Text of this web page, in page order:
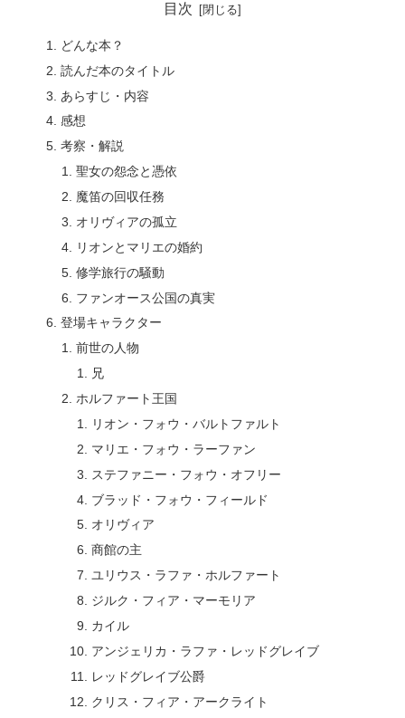
目次
どんな本？
読んだ本のタイトル
あらすじ・内容
感想
考察・解説
聖女の怨念と憑依
魔笛の回収任務
オリヴィアの孤立
リオンとマリエの婚約
修学旅行の騒動
ファンオース公国の真実
登場キャラクター
前世の人物
兄
ホルファート王国
リオン・フォウ・バルトファルト
マリエ・フォウ・ラーファン
ステファニー・フォウ・オフリー
ブラッド・フォウ・フィールド
オリヴィア
商館の主
ユリウス・ラファ・ホルファート
ジルク・フィア・マーモリア
カイル
アンジェリカ・ラファ・レッドグレイブ
レッドグレイブ公爵
クリス・フィア・アークライト